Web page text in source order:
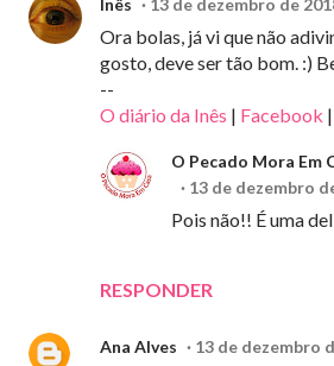
Inês 13 de dezembro de
Ora bolas, já vi que não
gosto, deve ser tão bom. :)
--
O diário da Inês | Facebook |
RESPONDER
O Pecado Mora Em
13 de dezembro
Pois não!! É uma
Ana Alves 13 de dezembro